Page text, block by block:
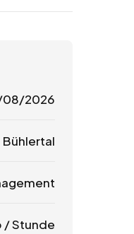
2026
Bühlertal
/ Stunde